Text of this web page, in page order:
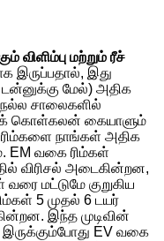
மற்றும் ரீச்
இருப்பதால், இது
மேல்) அதிக
நல்ல சாலைகளில்
கொள்கலன் கையாளும்
ரிம்களை நாங்கள் அதிக
EM வகை ரிம்கள்
விரிசல் அடைகின்றன,
மட்டுமே குறுகிய
5 முதல் 6 டயர்
இந்த முடிவின்
இருக்கும்போது EV வகை